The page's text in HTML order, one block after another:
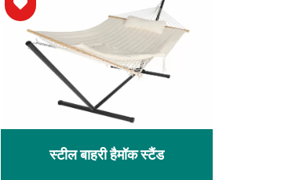
स्टील बाहरी हैमॉक स्टैंड